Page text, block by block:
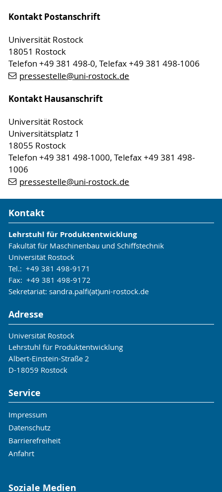
Kontakt Postanschrift
Universität Rostock
18051 Rostock
Telefon +49 381 498-0, Telefax +49 381 498-1006
pressestelle@uni-rostock.de
Kontakt Hausanschrift
Universität Rostock
Universitätsplatz 1
18055 Rostock
Telefon +49 381 498-1000, Telefax +49 381 498-
1006
pressestelle@uni-rostock.de
Kontakt
Lehrstuhl für Produktentwicklung
Fakultät für Maschinenbau und Schiffstechnik
Universität Rostock
Tel.: +49 381 498-9171
Fax: +49 381 498-9172
Sekretariat: sandra.palfi(at)uni-rostock.de
Adresse
Universität Rostock
Lehrstuhl für Produktentwicklung
Albert-Einstein-Straße 2
D-18059 Rostock
Service
Impressum
Datenschutz
Barrierefreiheit
Anfahrt
Soziale Medien